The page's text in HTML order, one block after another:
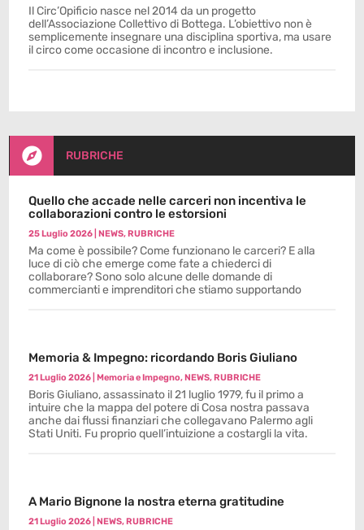
Il Circ’Opificio nasce nel 2014 da un progetto
dell’Associazione Collettivo di Bottega. L’obiettivo non è
semplicemente insegnare una disciplina sportiva, ma usare
il circo come occasione di incontro e inclusione.
 RUBRICHE
Quello che accade nelle carceri non incentiva le
collaborazioni contro le estorsioni
25 Luglio 2026 |NEWS,RUBRICHE
Ma come è possibile? Come funzionano le carceri? E alla
luce di ciò che emerge come fate a chiederci di
collaborare? Sono solo alcune delle domande di
commercianti e imprenditori che stiamo supportando
Memoria & Impegno: ricordando Boris Giuliano
21 Luglio 2026 |Memoria e Impegno,NEWS,RUBRICHE
Boris Giuliano, assassinato il 21 luglio 1979, fu il primo a
intuire che la mappa del potere di Cosa nostra passava
anche dai flussi finanziari che collegavano Palermo agli
Stati Uniti. Fu proprio quell’intuizione a costargli la vita.
A Mario Bignone la nostra eterna gratitudine
21 Luglio 2026 |NEWS,RUBRICHE